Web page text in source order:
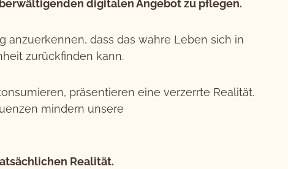
digitalen Angebot zu pflegen.
dass das wahre Leben sich in
zurückfinden kann.
präsentieren eine verzerrte Realität.
mindern unsere
Realität.